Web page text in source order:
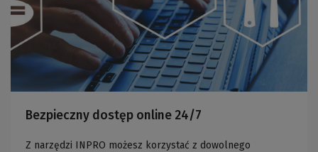
Bezpieczny dostęp online 24/7
Z narzędzi INPRO możesz korzystać z dowolnego